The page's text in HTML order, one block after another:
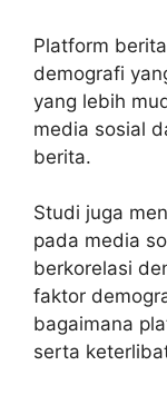
Platform
demografi
yang lebih
media sosial
berita.
Studi juga
pada media
berkorelasi
faktor
bagaimana
serta